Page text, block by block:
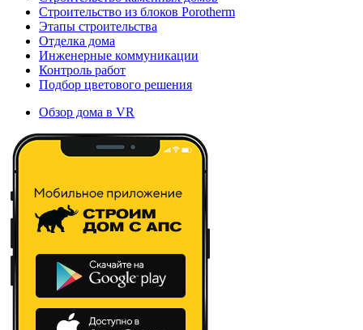
Строительство из блоков Porotherm
Этапы строительства
Отделка дома
Инженерные коммуникации
Контроль работ
Подбор цветового решения
Обзор дома в VR